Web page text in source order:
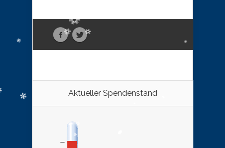
Aktueller Spendenstand